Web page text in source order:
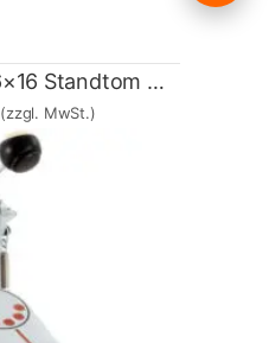
Pearl Export 16×16 Standtom weiß
(zzgl. MwSt.)